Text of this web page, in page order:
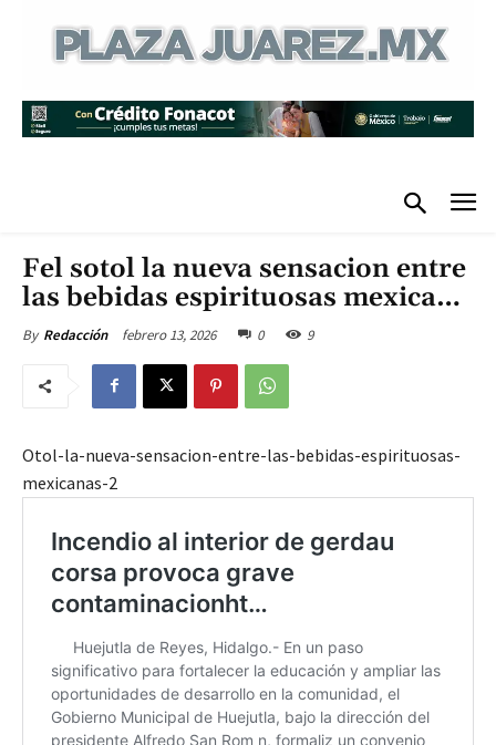
Fel sotol la nueva sensacion entre
las bebidas espirituosas mexica…
By Redacción febrero 13, 2026 0 9
Otol-la-nueva-sensacion-entre-las-bebidas-espirituosas-
mexicanas-2